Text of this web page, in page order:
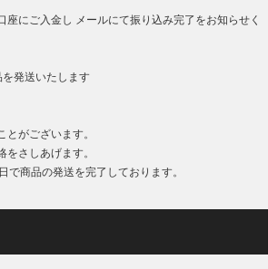
にご入金し メールにて振り込み完了をお知らせく
発送いたします
がございます。
さしあげます。
商品の発送を完了しております。